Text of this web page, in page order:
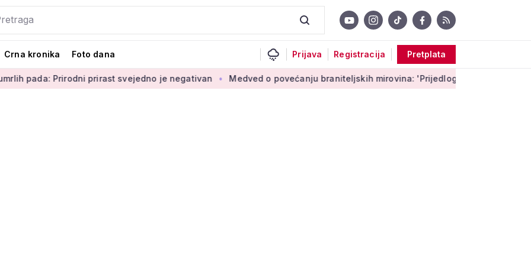
Crna kronika Foto dana Prijava Registracija Pretplata
prirast svejedno je negativan Medved o povećanju braniteljskih mirovina: 'Prijedlog Možemo! nema veze s